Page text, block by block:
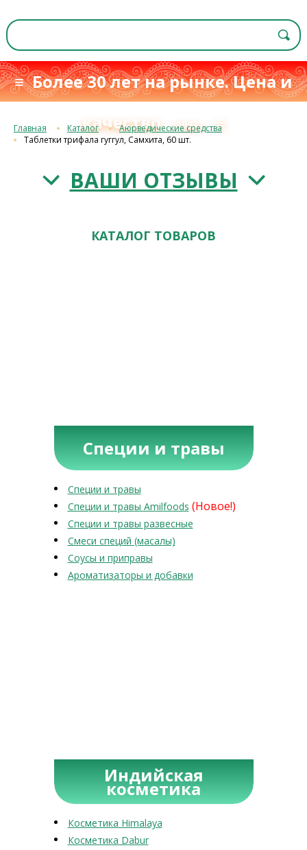
≡ Более 30 лет на рынке. Цена и
качествос 1993 г.≡
Главная Каталог
Аюрведические средства
Таблетки трифала гуггул, Самхита, 60 шт.
ВАШИ ОТЗЫВЫ
КАТАЛОГ ТОВАРОВ
Специи и травы
Специи и травы
Специи и травы Amilfoods (Новое!)
Специи и травы развесные
Смеси специй (масалы)
Соусы и приправы
Ароматизаторы и добавки
Индийская
косметика
Косметика Himalaya
Косметика Dabur